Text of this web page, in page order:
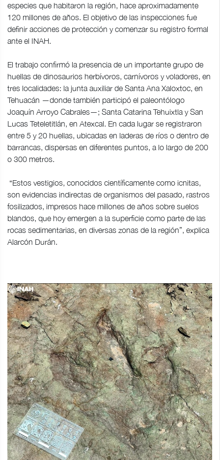
especies que habitaron la región, hace aproximadamente
120 millones de años. El objetivo de las inspecciones fue
definir acciones de protección y comenzar su registro formal
ante el INAH.
El trabajo confirmó la presencia de un importante grupo de
huellas de dinosaurios herbívoros, carnívoros y voladores, en
tres localidades: la junta auxiliar de Santa Ana Xaloxtoc, en
Tehuacán —donde también participó el paleontólogo
Joaquín Arroyo Cabrales—; Santa Catarina Tehuixtla y San
Lucas Teteletitlán, en Atexcal. En cada lugar se registraron
entre 5 y 20 huellas, ubicadas en laderas de ríos o dentro de
barrancas, dispersas en diferentes puntos, a lo largo de 200
o 300 metros.
“Estos vestigios, conocidos científicamente como icnitas,
son evidencias indirectas de organismos del pasado, rastros
fosilizados, impresos hace millones de años sobre suelos
blandos, que hoy emergen a la superficie como parte de las
rocas sedimentarias, en diversas zonas de la región”, explica
Alarcón Durán.